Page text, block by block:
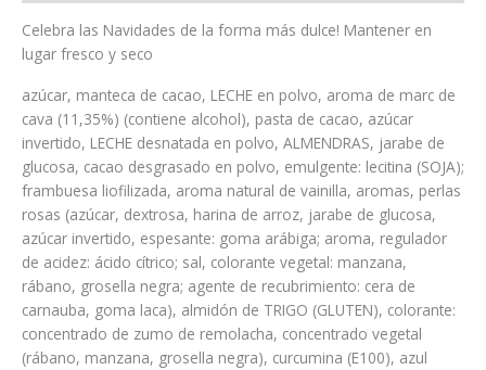
Celebra las Navidades de la forma más dulce! Mantener en
lugar fresco y seco
azúcar, manteca de cacao, LECHE en polvo, aroma de marc de
cava (11,35%) (contiene alcohol), pasta de cacao, azúcar
invertido, LECHE desnatada en polvo, ALMENDRAS, jarabe de
glucosa, cacao desgrasado en polvo, emulgente: lecitina (SOJA);
frambuesa liofilizada, aroma natural de vainilla, aromas, perlas
rosas (azúcar, dextrosa, harina de arroz, jarabe de glucosa,
azúcar invertido, espesante: goma arábiga; aroma, regulador
de acidez: ácido cítrico; sal, colorante vegetal: manzana,
rábano, grosella negra; agente de recubrimiento: cera de
carnauba, goma laca), almidón de TRIGO (GLUTEN), colorante:
concentrado de zumo de remolacha, concentrado vegetal
(rábano, manzana, grosella negra), curcumina (E100), azul